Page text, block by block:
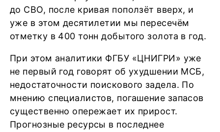
до СВО, после кривая поползёт вверх, и
уже в этом десятилетии мы пересечём
отметку в 400 тонн добытого золота в год.
При этом аналитики ФГБУ «ЦНИГРИ» уже
не первый год говорят об ухудшении МСБ,
недостаточности поискового задела. По
мнению специалистов, погашение запасов
существенно опережает их прирост.
Прогнозные ресурсы в последнее